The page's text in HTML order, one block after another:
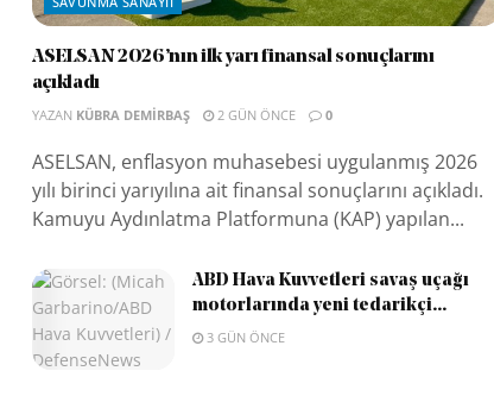
ASELSAN 2026’nın ilk yarı finansal sonuçlarını
açıkladı
YAZAN KÜBRA DEMIRBAŞ 2 GÜN ÖNCE 0
ASELSAN, enflasyon muhasebesi uygulanmış 2026
yılı birinci yarıyılına ait finansal sonuçlarını açıkladı.
Kamuyu Aydınlatma Platformuna (KAP) yapılan...
ABD Hava Kuvvetleri savaş uçağı
motorlarında yeni tedarikçi...
3 GÜN ÖNCE